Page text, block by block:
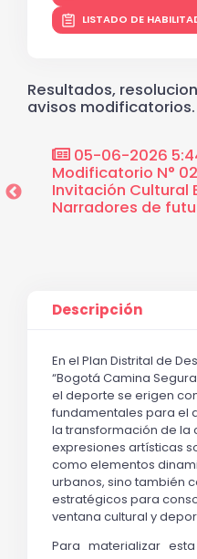
LISTADO DE
Resultados,
avisos modificatorios.
05-06-2026
Modificatorio N°
Invitación Cultural
Narradores de
Descripción
En el Plan Distrital de
“Bogotá Camina
el deporte se erigen
fundamentales para el
la transformación de la
expresiones artísticas
como elementos
urbanos, sino también
estratégicos para
ventana cultural y
Para materializar